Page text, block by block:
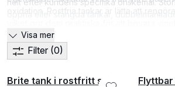
oxidation. Rostfria tankar är lätta att
förhindra korskontaminering mellan olika
helt efter kundens specifika önskemål.
hjälper dig att hitta rätt tank för dina behov
tank på 100 liter eller 10 000 liter.
Visa mer
Filter (0)
Brite tank i rostfritt stål,